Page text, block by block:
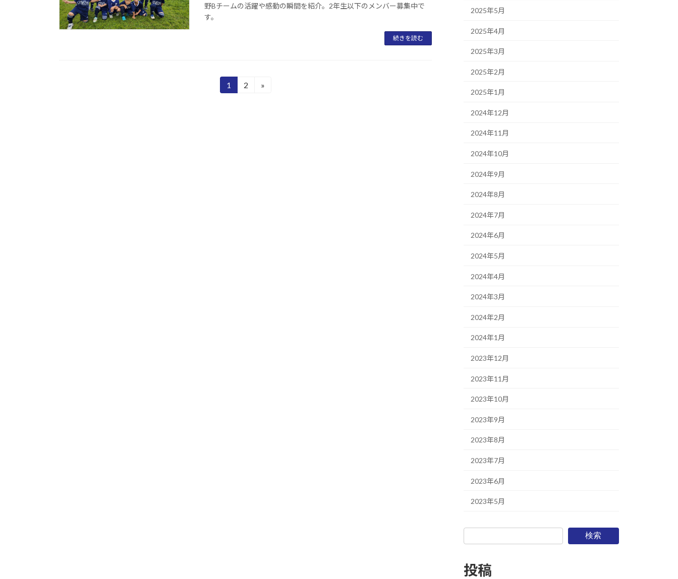
野Bチームの活躍や感動の瞬間を紹介。2年生以下のメンバー募集中で
す。
続きを読む
固
1
固
2 »
2025年5月
2025年4月
2025年3月
2025年2月
2025年1月
2024年12月
2024年11月
2024年10月
2024年9月
2024年8月
2024年7月
2024年6月
2024年5月
2024年4月
2024年3月
2024年2月
2024年1月
2023年12月
2023年11月
2023年10月
2023年9月
2023年8月
2023年7月
2023年6月
2023年5月
検索
投稿